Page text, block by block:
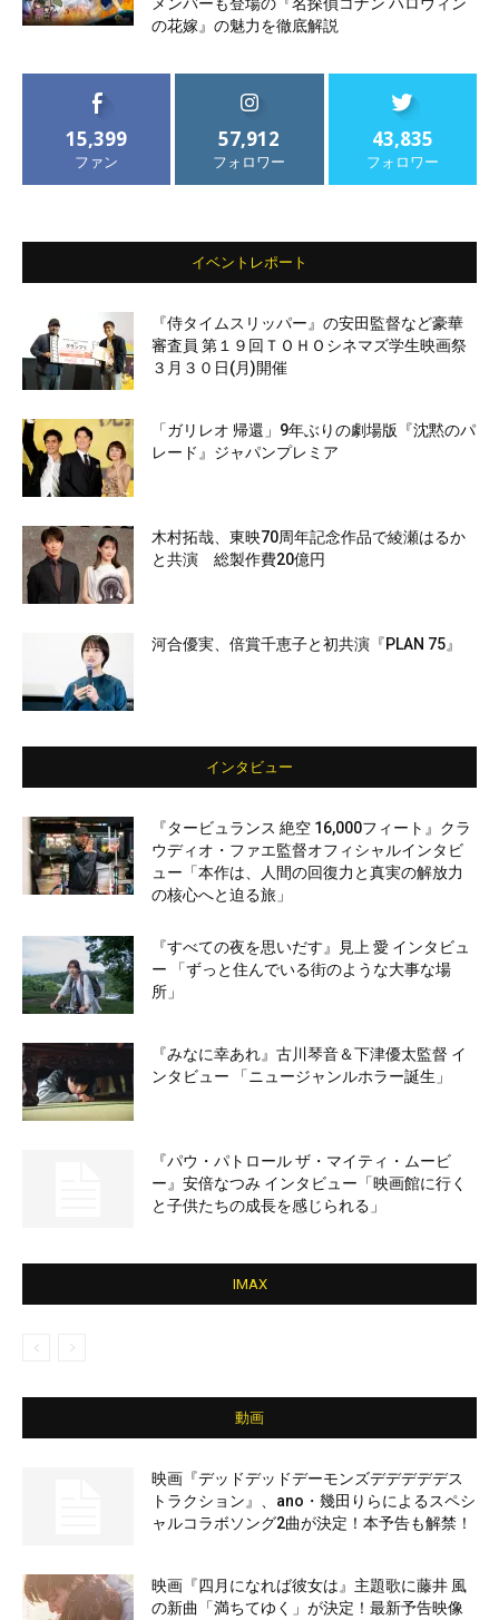
メンバーも登場の『名探偵コナン ハロウィン
の花嫁』の魅力を徹底解説
15,399
ファン
57,912
フォロワー
43,835
フォロワー
イベントレポート
『侍タイムスリッパー』の安田監督など豪華
審査員 第１９回ＴＯＨＯシネマズ学生映画祭
３月３０日(月)開催
「ガリレオ 帰還」9年ぶりの劇場版『沈黙のパ
レード』ジャパンプレミア
木村拓哉、東映70周年記念作品で綾瀬はるか
と共演 総製作費20億円
河合優実、倍賞千恵子と初共演『PLAN 75』
インタビュー
『タービュランス 絶空 16,000フィート』クラ
ウディオ・ファエ監督オフィシャルインタビ
ュー「本作は、人間の回復力と真実の解放力
の核心へと迫る旅」
『すべての夜を思いだす』見上 愛 インタビュ
ー 「ずっと住んでいる街のような大事な場
所」
『みなに幸あれ』古川琴音＆下津優太監督 イ
ンタビュー 「ニュージャンルホラー誕生」
『パウ・パトロール ザ・マイティ・ムービ
ー』安倍なつみ インタビュー「映画館に行く
と子供たちの成長を感じられる」
IMAX
動画
映画『デッドデッドデーモンズデデデデデス
トラクション』、ano・幾田りらによるスペシ
ャルコラボソング2曲が決定！本予告も解禁！
映画『四月になれば彼女は』主題歌に藤井 風
の新曲「満ちてゆく」が決定！最新予告映像